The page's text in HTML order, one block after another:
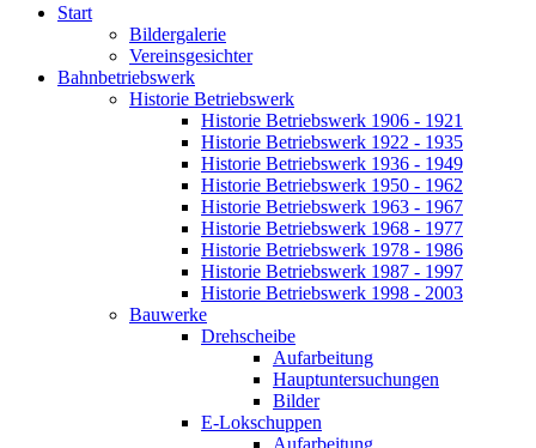
Start
Bildergalerie
Vereinsgesichter
Bahnbetriebswerk
Historie Betriebswerk
Historie Betriebswerk 1906 - 1921
Historie Betriebswerk 1922 - 1935
Historie Betriebswerk 1936 - 1949
Historie Betriebswerk 1950 - 1962
Historie Betriebswerk 1963 - 1967
Historie Betriebswerk 1968 - 1977
Historie Betriebswerk 1978 - 1986
Historie Betriebswerk 1987 - 1997
Historie Betriebswerk 1998 - 2003
Bauwerke
Drehscheibe
Aufarbeitung
Hauptuntersuchungen
Bilder
E-Lokschuppen
Aufarbeitung